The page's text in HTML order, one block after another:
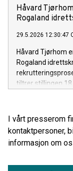
Håvard
Rogaland
29.5.2026 12:30:47
Håvard Tjørhom
Rogaland
tiltrer stillingen
I vårt presserom
kontaktpersoner,
informasjon om